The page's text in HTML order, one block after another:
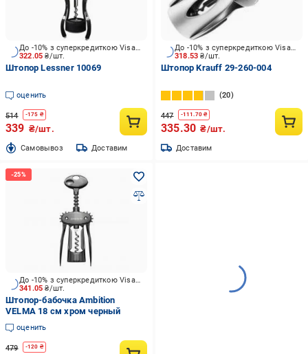
322.05₴/шт.
До -10% з суперкредиткою Visa Вигода
Штопор Lessner 10069
оценить
514 -175 ₴
339 ₴/шт.
Cамовывоз Доставим
318.53₴/шт.
До -10% з суперкредиткою Visa Вигода
Штопор Krauff 29-260-004
20
447 -111.70₴
335.30 ₴/шт.
Доставим
341.05₴/шт.
До -10% з суперкредиткою Visa Вигода
Штопор-бабочка Ambition
VELMA 18 см хром черный
оценить
479 -120 ₴